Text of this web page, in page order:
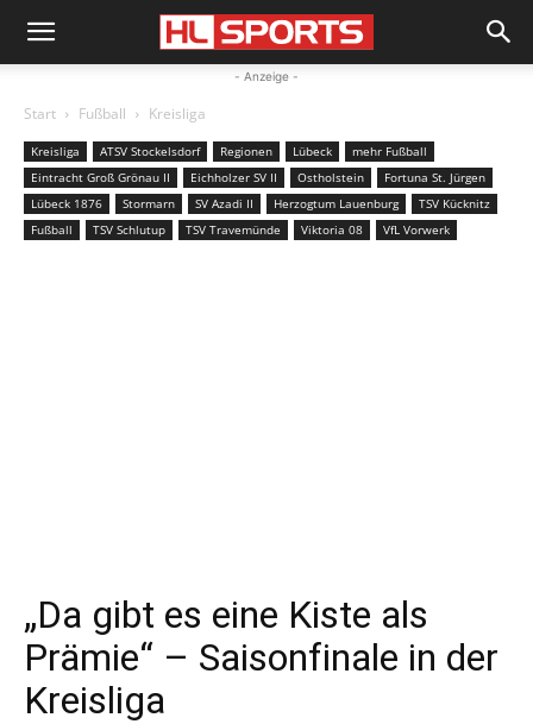
- Anzeige -
Start Fußball Kreisliga
Kreisliga ATSV Stockelsdorf Regionen Lübeck
mehr Fußball
Eintracht Groß Grönau II
Eichholzer SV II Ostholstein
Fortuna St. Jürgen
Lübeck 1876
Stormarn SV Azadi II Herzogtum Lauenburg
TSV Kücknitz
Fußball
TSV Schlutup TSV Travemünde Viktoria 08 VfL Vorwerk
„Da gibt es eine Kiste als
Prämie“ – Saisonfinale in der
Kreisliga